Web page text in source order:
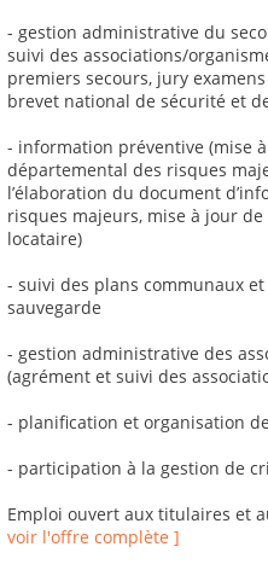
- gestion administrative du
suivi des associations/
premiers secours, jury
brevet national de sécurité et
- information préventive (mise
départemental des risques
l’élaboration du document
risques majeurs, mise à jour
locataire)
- suivi des plans communaux
sauvegarde
- gestion administrative des
(agrément et suivi des
- planification et organisation
- participation à la gestion de
Emploi ouvert aux titulaires et
voir l'offre complète ]